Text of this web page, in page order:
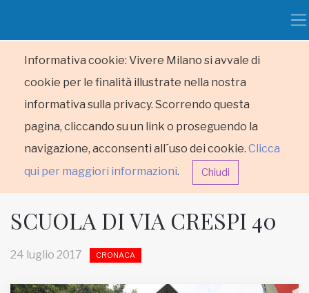
Informativa cookie: Vivere Milano si avvale di
cookie per le finalità illustrate nella nostra
informativa sulla privacy. Scorrendo questa
pagina, cliccando su un link o proseguendo la
navigazione, acconsenti all´uso dei cookie. Clicca
qui per maggiori informazioni. Chiudi
SCUOLA DI VIA CRESPI 40
24 luglio 2017 CRONACA